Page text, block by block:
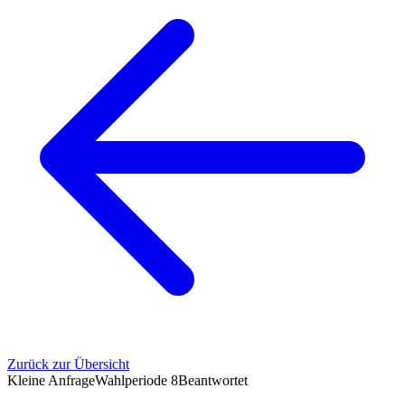
Zurück zur Übersicht
Kleine AnfrageWahlperiode 8Beantwortet